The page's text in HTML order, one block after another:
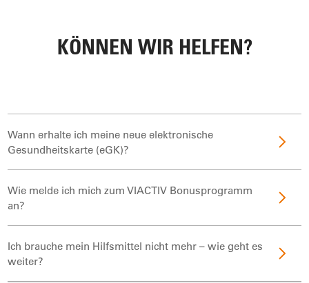
KÖNNEN WIR HELFEN?
Wann erhalte ich meine neue elektronische
Gesundheitskarte (eGK)?
Wie melde ich mich zum VIACTIV Bonusprogramm
an?
Ich brauche mein Hilfsmittel nicht mehr – wie geht es
weiter?